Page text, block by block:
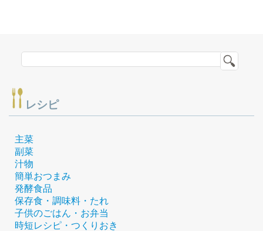
レシピ
主菜
副菜
汁物
簡単おつまみ
発酵食品
保存食・調味料・たれ
子供のごはん・お弁当
時短レシピ・つくりおき